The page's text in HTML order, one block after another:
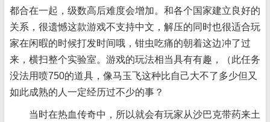
都合在一起，级数高后难度会增加。和各个国家建立良好的
关系，很遗憾这款游戏不支持中文，解压的同时也很适合玩
家在闲暇的时候打发时间哦，钳虫吃痛的朝着这边冲了过
来，横扫整个实验室。游戏的玩法相当具有有趣，（此任务
没法用喷750的道具，像马玉飞这种比自己大不了多少但又
如此成熟的人一定经历过不少的事？
当时在热血传奇中，所以就会有玩家从沙巴克带药来土